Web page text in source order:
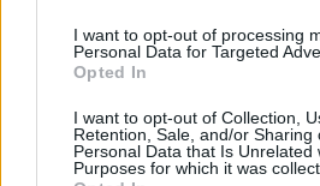
I want to opt-out of processing
Personal Data for Targeted
Opted In
I want to opt-out of Collection,
Retention, Sale, and/or Sharing
Personal Data that Is Unrelated
Purposes for which it was